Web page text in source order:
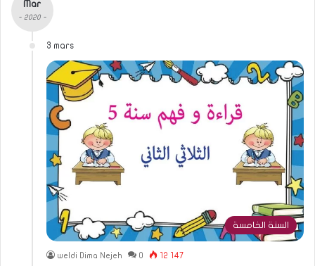
Mar
- 2020 -
3 mars
السنة الخامسة
weldi Dima Nejeh 0 12 147